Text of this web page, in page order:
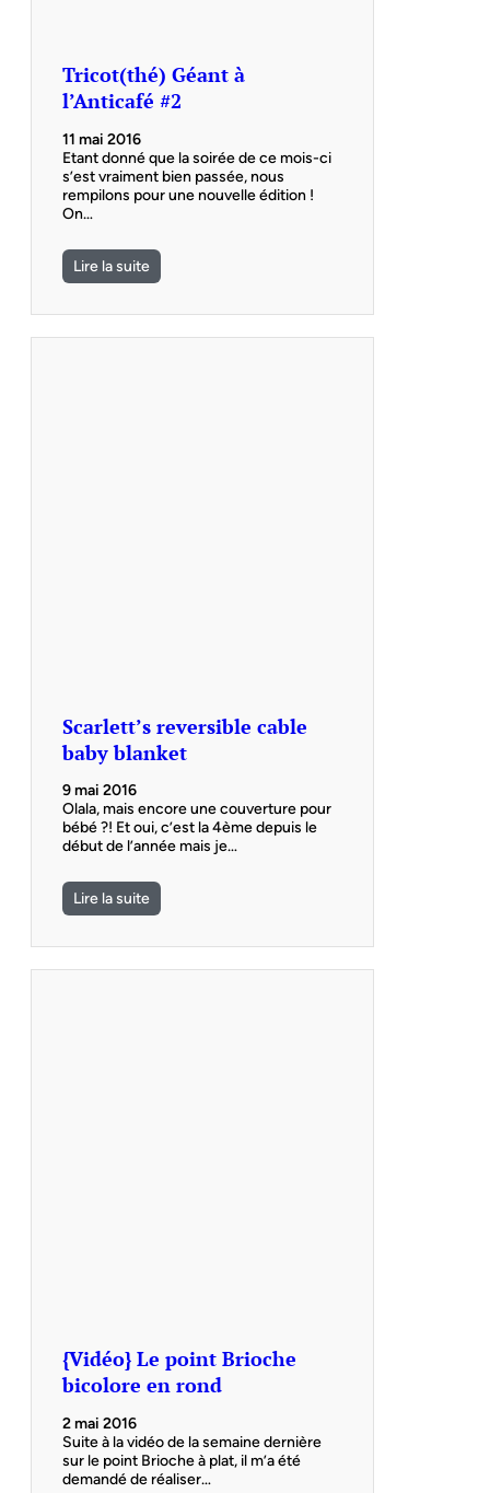
Tricot(thé) Géant à
l’Anticafé #2
11 mai 2016
Etant donné que la soirée de ce mois-ci
s’est vraiment bien passée, nous
rempilons pour une nouvelle édition !
On…
Lire la suite
Scarlett’s reversible cable
baby blanket
9 mai 2016
Olala, mais encore une couverture pour
bébé ?! Et oui, c’est la 4ème depuis le
début de l’année mais je…
Lire la suite
{Vidéo} Le point Brioche
bicolore en rond
2 mai 2016
Suite à la vidéo de la semaine dernière
sur le point Brioche à plat, il m’a été
demandé de réaliser…